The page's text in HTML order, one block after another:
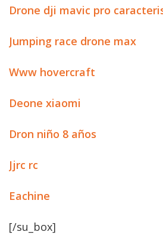
Drone dji mavic pro
Jumping race drone max
Www hovercraft
Deone xiaomi
Dron niño 8 años
Jjrc rc
Eachine
[/su_box]